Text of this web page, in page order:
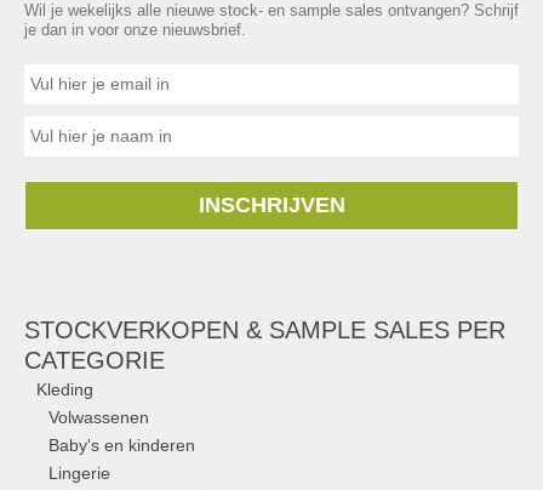
Wil je wekelijks alle nieuwe stock- en sample sales ontvangen? Schrijf
je dan in voor onze nieuwsbrief.
INSCHRIJVEN
STOCKVERKOPEN & SAMPLE SALES PER
CATEGORIE
Kleding
Volwassenen
Baby's en kinderen
Lingerie